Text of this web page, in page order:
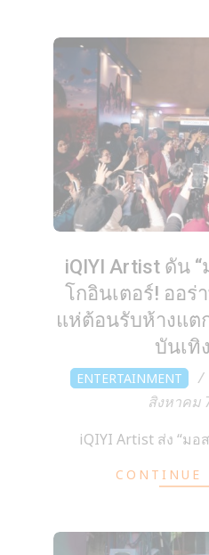
iQIYI Artist ดัน
โกอินเตอร์! ออ
แห่ต้อนรับห้างแต
บันเทิ
2026-
08-
ENTERTAINMENT
สิงหาคม
iQIYI Artist ส่ง “ม
CONTINUE